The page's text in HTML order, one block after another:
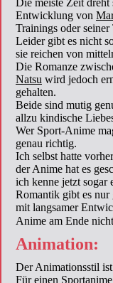
Die meiste Zeit
Entwicklung von
Trainings oder seiner
Leider gibt es nicht
sie reichen von
Die Romanze
Natsu wird jedoch
gehalten.
Beide sind mutig
allzu kindische
Wer Sport-Anime
genau richtig.
Ich selbst hatte
der Anime hat es
ich kenne jetzt sogar
Romantik gibt es
mit langsamer
Anime am Ende
Animation:
Der Animationsstil
Für einen